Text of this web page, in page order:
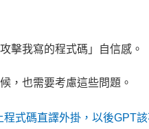
擊我寫的程式碼」自信感。
，也需要考慮這些問題。
式碼直譯外掛，以後GPT